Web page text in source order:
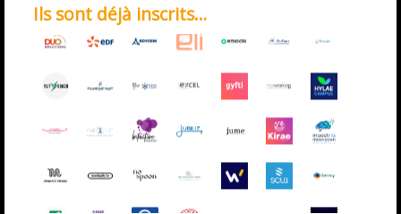
Ils sont déjà inscrits…